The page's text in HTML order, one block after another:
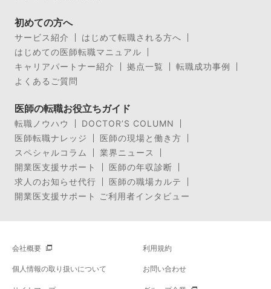
初めての方へ
サービス紹介
はじめて転職される方へ
はじめての医師転職マニュアル
キャリアパートナー紹介
拠点一覧
転職成功事例
よくあるご質問
医師の転職お役立ちガイド
転職ノウハウ
DOCTOR’S COLUMN
医師転職ナレッジ
医師の現場と働き方
スペシャルコラム
業界ニュース
開業医支援サポート
医師の年収診断
求人のお知らせ代行
医師の職場カルテ
開業医支援サポート ご利用者インタビュー
会社概要 利用規約
個人情報の取り扱いについて お問い合わせ